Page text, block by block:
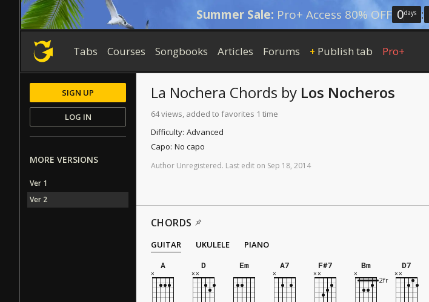
Summer Sale: Pro+ Access 80% OFF 0days :
Tabs Courses Songbooks Articles Forums + Publish tab Pro+
La Nochera Chords by Los Nocheros
64 views, added to favorites 1 time
Difficulty: Advanced
Capo: No capo
Author Unregistered. Last edit on Sep 18, 2014
CHORDS
GUITAR UKULELE
PIANO
A
D Em A7 F#7 Bm D7
SIGN UP
LOG IN
MORE VERSIONS
Ver 1
Ver 2